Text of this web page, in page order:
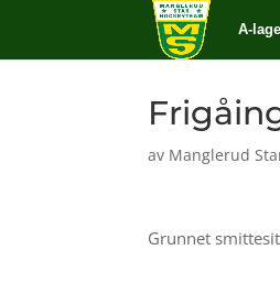
A-
av Manglerud
Grunnet